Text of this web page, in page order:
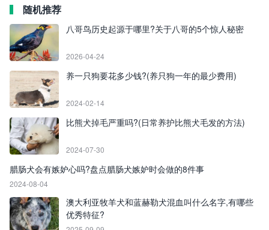
随机推荐
八哥鸟历史起源于哪里?关于八哥的5个惊人秘密
2026-04-24
养一只狗要花多少钱?(养只狗一年的最少费用)
2024-02-14
比熊犬掉毛严重吗?(日常养护比熊犬毛发的方法)
2024-07-30
腊肠犬会有嫉妒心吗?盘点腊肠犬嫉妒时会做的8件事
2024-08-04
澳大利亚牧羊犬和蓝赫勒犬混血叫什么名字,有哪些
优秀特征?